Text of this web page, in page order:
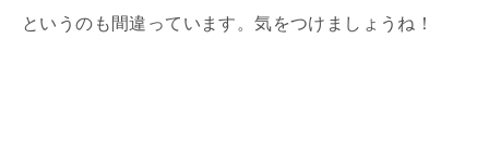
というのも間違っています。気をつけましょうね！